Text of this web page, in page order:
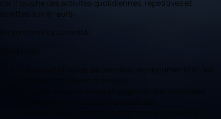
car il touche des activités quotidiennes, répétitives et
sujettes aux erreurs.
Documenti AI